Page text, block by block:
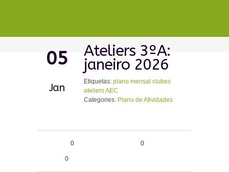
05
Jan
Ateliers 3ºA:
janeiro 2026
Etiquetas: plano mensal clubes
ateliers AEC
Categories: Plano de Atividades
0 0
0